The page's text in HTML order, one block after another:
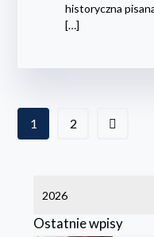
historyczna
[…]
1 2
Ostatnie wpisy